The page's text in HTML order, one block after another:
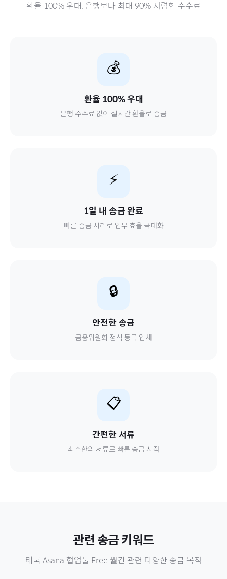
환율 100% 우대, 은행보다 최대 90% 저렴한 수수료
💰
환율 100% 우대
은행 수수료 없이 실시간 환율로 송금
⚡
1일 내 송금 완료
빠른 송금 처리로 업무 효율 극대화
🔒
안전한 송금
금융위원회 정식 등록 업체
📋
간편한 서류
최소한의 서류로 빠른 송금 시작
관련 송금 키워드
태국 Asana 협업툴 Free 월간 관련 다양한 송금 목적